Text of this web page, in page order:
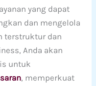
yang dapat
dan mengelola
terstruktur dan
Anda akan
untuk
, memperkuat